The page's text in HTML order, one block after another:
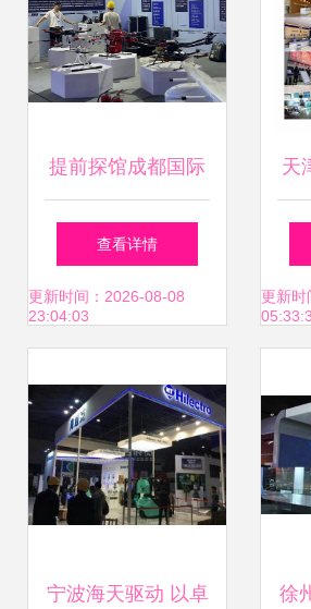
提前探馆成都国际
低空装备及服务博
览会 飞行新纪元，
查看详情
更新时间：2026-08-08
23:04:03
天
发
更新时
宁波海天驱动 以卓 徐